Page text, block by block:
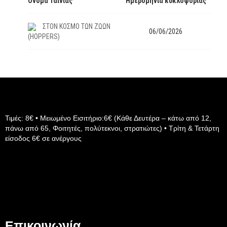
ΣΤΟΝ ΚΟΣΜΟ ΤΩΝ ΖΩΩΝ
(HOPPERS)
06/06/2026
Τιμές: 8€ • Μειωμένο Εισιτήριο:6€ (Κάθε Δευτέρα – κάτω από 12,
πάνω από 65, Φοιτητές, πολύτεκνοι, στρατιώτες) • Τρίτη & Τετάρτη
είσοδος 6€ σε ανέργους